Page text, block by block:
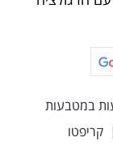
במטבעות
| קריפטו